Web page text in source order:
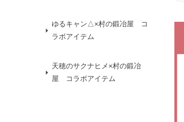
ゆるキャン△×村の鍛冶屋 コ
ラボアイテム
天穂のサクナヒメ×村の鍛冶
屋 コラボアイテム